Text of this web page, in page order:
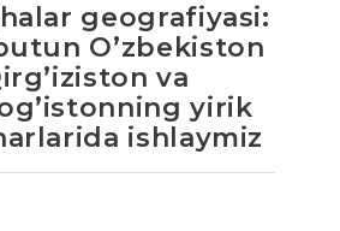
geografiyasi:
O’zbekiston
va
yirik
ishlaymiz